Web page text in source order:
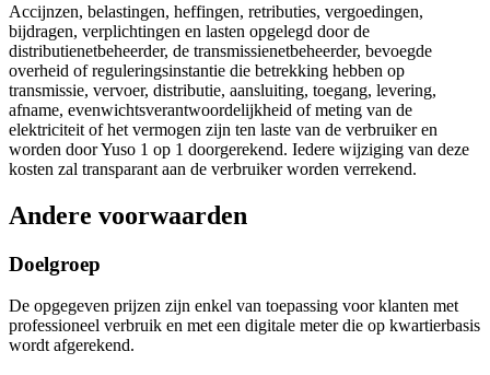
Accijnzen, belastingen, heffingen, retributies, vergoedingen,
bijdragen, verplichtingen en lasten opgelegd door de
distributienetbeheerder, de transmissienetbeheerder, bevoegde
overheid of reguleringsinstantie die betrekking hebben op
transmissie, vervoer, distributie, aansluiting, toegang, levering,
afname, evenwichtsverantwoordelijkheid of meting van de
elektriciteit of het vermogen zijn ten laste van de verbruiker en
worden door Yuso 1 op 1 doorgerekend. Iedere wijziging van deze
kosten zal transparant aan de verbruiker worden verrekend.
Andere voorwaarden
Doelgroep
De opgegeven prijzen zijn enkel van toepassing voor klanten met
professioneel verbruik en met een digitale meter die op kwartierbasis
wordt afgerekend.